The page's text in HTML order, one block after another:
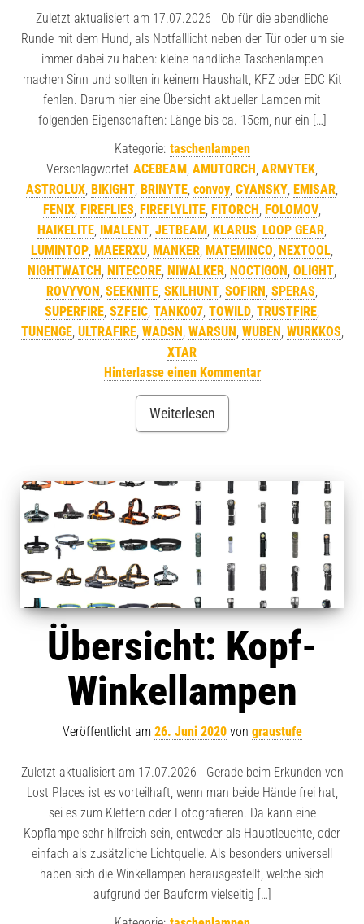
Zuletzt aktualisiert am 17.07.2026 Ob für die abendliche
Runde mit dem Hund, als Notfalllicht neben der Tür oder um sie
immer dabei zu haben: kleine handliche Taschenlampen
machen Sinn und sollten in keinem Haushalt, KFZ oder EDC Kit
fehlen. Darum hier eine Übersicht aktueller Lampen mit
folgenden Eigenschaften: Länge bis ca. 15cm, nur ein […]
Kategorie: taschenlampen
Verschlagwortet ACEBEAM, AMUTORCH, ARMYTEK,
ASTROLUX, BIKIGHT, BRINYTE, convoy, CYANSKY, EMISAR,
FENIX, FIREFLIES, FIREFLYLITE, FITORCH, FOLOMOV,
HAIKELITE, IMALENT, JETBEAM, KLARUS, LOOP GEAR,
LUMINTOP, MAEERXU, MANKER, MATEMINCO, NEXTOOL,
NIGHTWATCH, NITECORE, NIWALKER, NOCTIGON, OLIGHT,
ROVYVON, SEEKNITE, SKILHUNT, SOFIRN, SPERAS,
SUPERFIRE, SZFEIC, TANK007, TOWILD, TRUSTFIRE,
TUNENGE, ULTRAFIRE, WADSN, WARSUN, WUBEN, WURKKOS,
XTAR
Hinterlasse einen Kommentar
Weiterlesen
Übersicht: Kopf-
Winkellampen
Veröffentlicht am 26. Juni 2020von graustufe
Zuletzt aktualisiert am 17.07.2026 Gerade beim Erkunden von
Lost Places ist es vorteilhaft, wenn man beide Hände frei hat,
sei es zum Klettern oder Fotografieren. Da kann eine
Kopflampe sehr hilfreich sein, entweder als Hauptleuchte, oder
einfach als zusätzliche Lichtquelle. Als besonders universell
haben sich die Winkellampen herausgestellt, welche sich
aufgrund der Bauform vielseitig […]